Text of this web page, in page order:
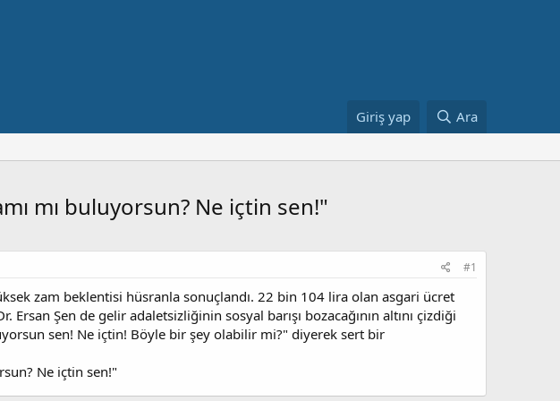
Giriş yap Ara
mı buluyorsun? Ne içtin sen!"
#1
zam beklentisi hüsranla sonuçlandı. 22 bin 104 lira olan asgari ücret
Şen de gelir adaletsizliğinin sosyal barışı bozacağının altını çizdiği
sen! Ne içtin! Böyle bir şey olabilir mi?" diyerek sert bir
Ne içtin sen!"